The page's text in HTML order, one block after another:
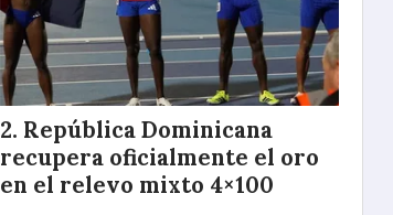
República Dominicana
recupera oficialmente el oro
en el relevo mixto 4×100